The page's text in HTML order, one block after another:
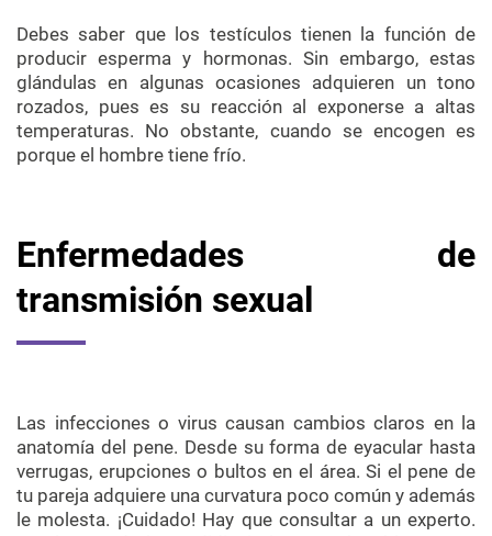
Debes saber que los testículos tienen la función de
producir esperma y hormonas. Sin embargo, estas
glándulas en algunas ocasiones adquieren un tono
rozados, pues es su reacción al exponerse a altas
temperaturas. No obstante, cuando se encogen es
porque el hombre tiene frío.
Enfermedades de
transmisión sexual
Las infecciones o virus causan cambios claros en la
anatomía del pene. Desde su forma de eyacular hasta
verrugas, erupciones o bultos en el área. Si el pene de
tu pareja adquiere una curvatura poco común y además
le molesta. ¡Cuidado! Hay que consultar a un experto.